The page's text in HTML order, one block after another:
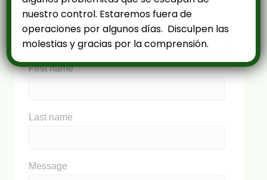
nuestro control. Estaremos fuera de
operaciones por algunos días. Disculpen las
molestias y gracias por la comprensión.